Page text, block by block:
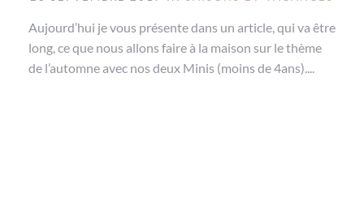
Aujourd’hui je vous présente dans un article, qui va être
long, ce que nous allons faire à la maison sur le thème
de l’automne avec nos deux Minis (moins de 4ans)....